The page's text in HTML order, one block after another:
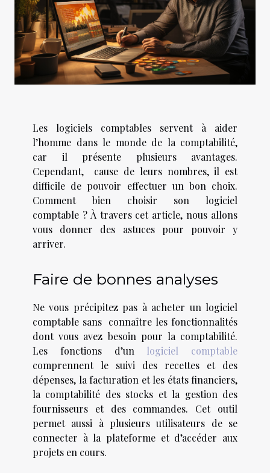
Les logiciels comptables servent à aider
l’homme dans le monde de la comptabilité,
car il présente plusieurs avantages.
Cependant, cause de leurs nombres, il est
difficile de pouvoir effectuer un bon choix.
Comment bien choisir son logiciel
comptable ? À travers cet article, nous allons
vous donner des astuces pour pouvoir y
arriver.
Faire de bonnes analyses
Ne vous précipitez pas à acheter un logiciel
comptable sans connaître les fonctionnalités
dont vous avez besoin pour la comptabilité.
Les fonctions d’un logiciel comptable
comprennent le suivi des recettes et des
dépenses, la facturation et les états financiers,
la comptabilité des stocks et la gestion des
fournisseurs et des commandes. Cet outil
permet aussi à plusieurs utilisateurs de se
connecter à la plateforme et d’accéder aux
projets en cours.